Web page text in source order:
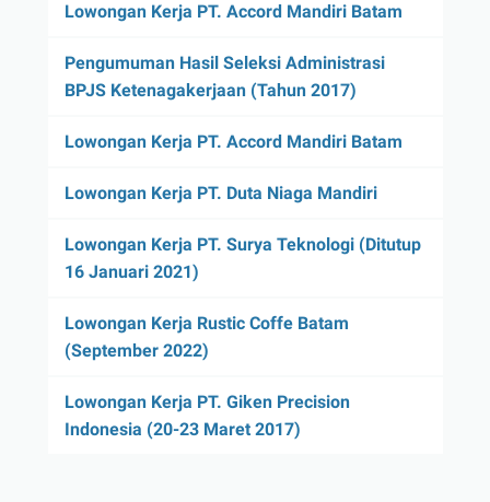
Lowongan Kerja PT. Accord Mandiri Batam
Pengumuman Hasil Seleksi Administrasi
BPJS Ketenagakerjaan (Tahun 2017)
Lowongan Kerja PT. Accord Mandiri Batam
Lowongan Kerja PT. Duta Niaga Mandiri
Lowongan Kerja PT. Surya Teknologi (Ditutup
16 Januari 2021)
Lowongan Kerja Rustic Coffe Batam
(September 2022)
Lowongan Kerja PT. Giken Precision
Indonesia (20-23 Maret 2017)